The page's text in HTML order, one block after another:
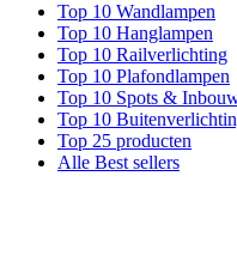
Top 10 Wandlampen
Top 10 Hanglampen
Top 10 Railverlichting
Top 10 Plafondlampen
Top 10 Spots &
Top 10
Top 25 producten
Alle Best sellers